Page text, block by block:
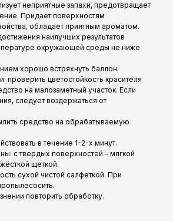
неприятные запахи, предотвращает
Придает поверхностям
обладает приятным ароматом.
наилучших результатов
окружающей среды не ниже
хорошо встряхнуть баллон.
проверить цветостойкость красителя
на малозаметный участок. Если
следует воздержаться от
средство на обрабатываемую
в течение 1–2-х минут.
с твердых поверхностей – мягкой
щеткой.
сухой чистой салфеткой. При
повторить обработку.